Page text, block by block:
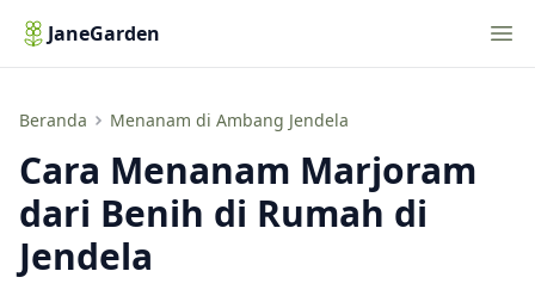
JaneGarden
Beranda Menanam di Ambang Jendela
Cara Menanam Marjoram dari Benih di Rumah di Jendela
Cara Menanam Marjoram
dari Benih di Rumah di
Jendela